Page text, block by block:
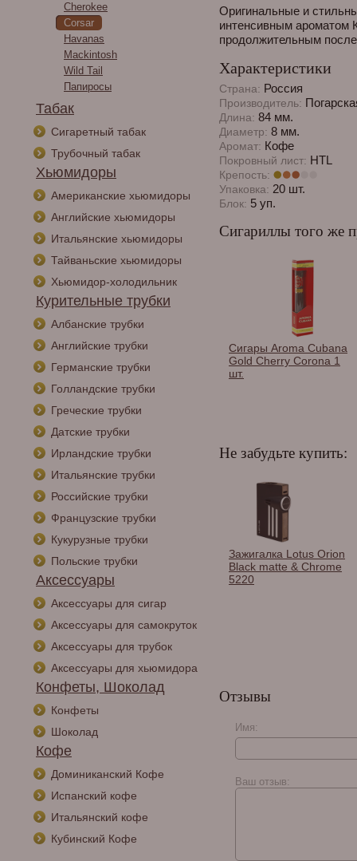
Cherokee
Corsar
Havanas
Mackintosh
Wild Tail
Папиросы
Табак
Сигаретный табак
Трубочный табак
Хьюмидоры
Американские хьюмидоры
Английские хьюмидоры
Итальянские хьюмидоры
Тайваньские хьюмидоры
Хьюмидор-холодильник
Курительные трубки
Албанские трубки
Английские трубки
Германские трубки
Голландские трубки
Греческие трубки
Датские трубки
Ирландские трубки
Итальянские трубки
Российские трубки
Французские трубки
Кукурузные трубки
Польские трубки
Аксессуары
Аксессуары для сигар
Аксессуары для самокруток
Аксессуары для трубок
Аксессуары для хьюмидора
Конфеты, Шоколад
Конфеты
Шоколад
Кофе
Доминиканский Кофе
Испанский кофе
Итальянский кофе
Кубинский Кофе
Оригинальные и
интенсивным ароматом
продолжительным
Характеристики
Страна: Россия
Производитель:
Длина: 84 мм.
Диаметр: 8 мм.
Аромат: Кофе
Покровный лист: HTL
Крепость:
Упаковка: 20 шт.
Блок: 5 уп.
Сигариллы того же
Aroma Cubana
Robusto 1
Barclay 84мм - Cherry
(сигариты)
Сигары Aroma Cubana
Gold Cherry Corona 1
шт.
Не забудьте купить:
Lotus
Chrome 8110
турбо, тонкая,
серебристая CA418-3
Зажигалка Lotus Orion
Black matte & Chrome
5220
Отзывы
Имя:
Ваш отзыв: